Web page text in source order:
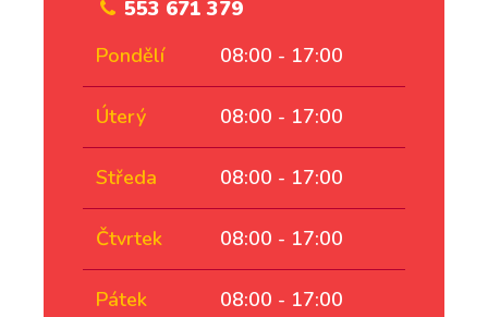
553 671 379
Pondělí
08:00 - 17:00
Úterý 08:00 - 17:00
Středa 08:00 - 17:00
Čtvrtek 08:00 - 17:00
Pátek 08:00 - 17:00